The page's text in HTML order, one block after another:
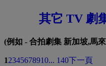
其它 TV 劇
(例如 - 合拍劇集 新加坡,馬
12345678910... 140下一頁